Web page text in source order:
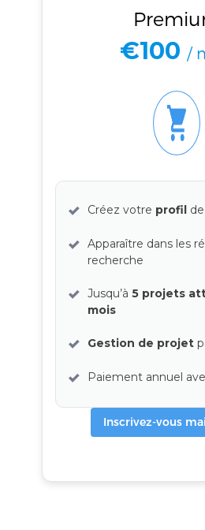
€100 /
Créez votre profil
Apparaître dans les
recherche
Jusqu’à 5 projets
mois
Gestion de projet
Paiement annuel
Inscrivez-vous